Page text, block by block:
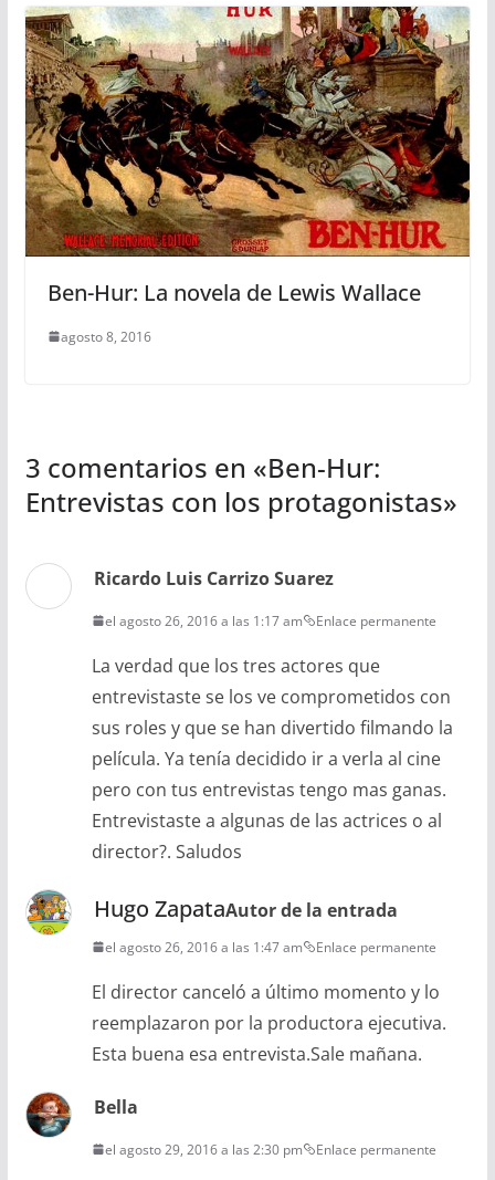
Ben-Hur: La novela de Lewis Wallace
agosto 8, 2016
3 comentarios en «Ben-Hur:
Entrevistas con los protagonistas»
Ricardo Luis Carrizo Suarez
el agosto 26, 2016 a las 1:17 am Enlace permanente
La verdad que los tres actores que
entrevistaste se los ve comprometidos con
sus roles y que se han divertido filmando la
película. Ya tenía decidido ir a verla al cine
pero con tus entrevistas tengo mas ganas.
Entrevistaste a algunas de las actrices o al
director?. Saludos
Hugo ZapataAutor de la entrada
el agosto 26, 2016 a las 1:47 am Enlace permanente
El director canceló a último momento y lo
reemplazaron por la productora ejecutiva.
Esta buena esa entrevista.Sale mañana.
Bella
el agosto 29, 2016 a las 2:30 pm Enlace permanente